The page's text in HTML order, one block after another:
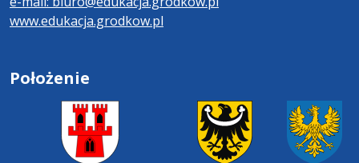
www.edukacja.grodkow.pl
Położenie